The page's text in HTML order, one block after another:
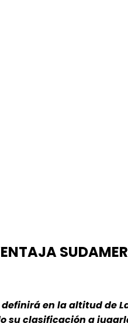
en la altitud de
su clasificación a